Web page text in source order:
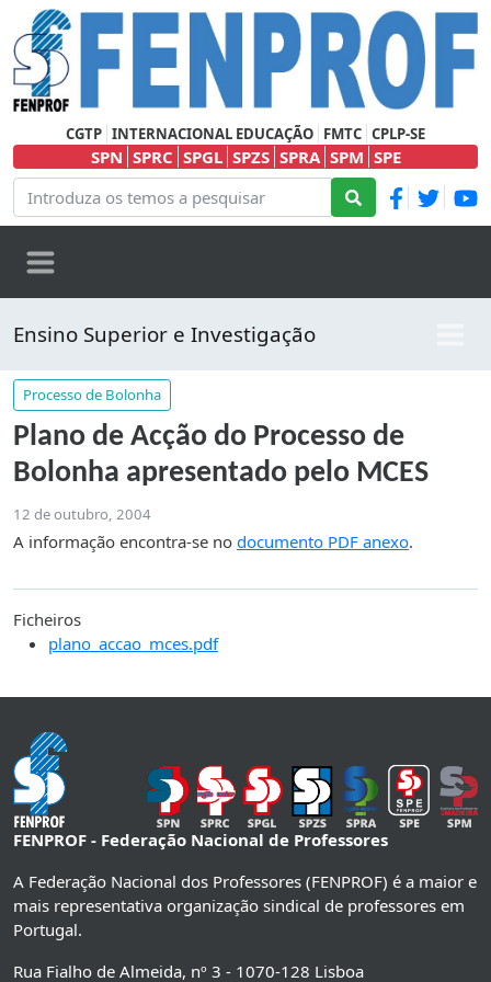
CGTP INTERNACIONAL EDUCAÇÃO FMTC CPLP-SE
SPN SPRC SPGL SPZS SPRA SPM SPE
Ensino Superior e Investigação
Processo de Bolonha
Plano de Acção do Processo de
Bolonha apresentado pelo MCES
12 de outubro, 2004
A informação encontra-se no documento PDF anexo.
Ficheiros
plano_accao_mces.pdf
FENPROF - Federação Nacional de Professores
A Federação Nacional dos Professores (FENPROF) é a maior e
mais representativa organização sindical de professores em
Portugal.
Rua Fialho de Almeida, nº 3 - 1070-128 Lisboa